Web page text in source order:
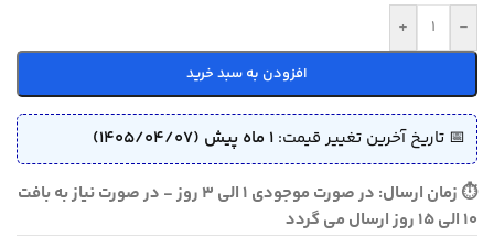
-
+
افزودن به سبد خرید
📅 تاریخ آخرین تغییر قیمت: 1 ماه پیش (1405/04/07)
⏱ زمان ارسال: در صورت موجودی 1 الی 3 روز - در صورت نیاز به بافت
10 الی 15 روز ارسال می گردد